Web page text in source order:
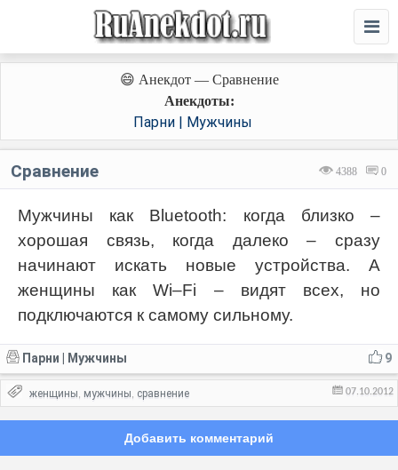
😄 Анекдот — Сравнение
Анекдоты:
Парни | Мужчины
4388 0
Сравнение
Мужчины как Bluetooth: когда близко –
хорошая связь, когда далеко – сразу
начинают искать новые устройства. А
женщины как Wi–Fi – видят всех, но
подключаются к самому сильному.
9
Парни | Мужчины
07.10.2012
женщины, мужчины, сравнение
Добавить комментарий